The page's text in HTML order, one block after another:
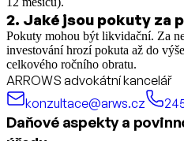
2. Jaké jsou pokuty za
Pokuty mohou být likvidační. Za
investování hrozí pokuta až do
celkového ročního obratu.
ARROWS advokátní kancelář
konzultace@arws.cz
Daňové aspekty a